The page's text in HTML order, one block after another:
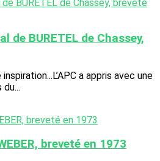
de BURETEL de Chassey,
a appris avec une
breveté en 1973